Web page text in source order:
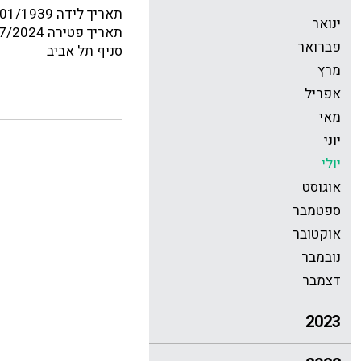
ינואר
פברואר
מרץ
אפריל
מאי
יוני
יולי
אוגוסט
ספטמבר
אוקטובר
נובמבר
דצמבר
2023
תאריך לידה 17/01/1939
תאריך פטירה 17/07/2024
סניף תל אביב